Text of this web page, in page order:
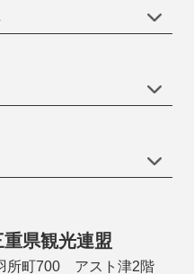
県観光連盟
所町700 アスト津2階